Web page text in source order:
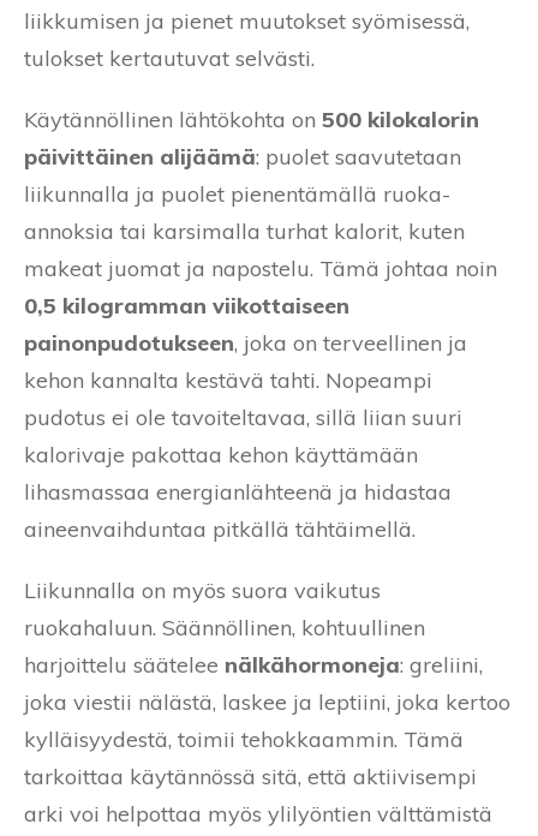
liikkumisen ja pienet muutokset syömisessä,
tulokset kertautuvat selvästi.
Käytännöllinen lähtökohta on 500 kilokalorin
päivittäinen alijäämä: puolet saavutetaan
liikunnalla ja puolet pienentämällä ruoka-
annoksia tai karsimalla turhat kalorit, kuten
makeat juomat ja napostelu. Tämä johtaa noin
0,5 kilogramman viikottaiseen
painonpudotukseen, joka on terveellinen ja
kehon kannalta kestävä tahti. Nopeampi
pudotus ei ole tavoiteltavaa, sillä liian suuri
kalorivaje pakottaa kehon käyttämään
lihasmassaa energianlähteenä ja hidastaa
aineenvaihduntaa pitkällä tähtäimellä.
Liikunnalla on myös suora vaikutus
ruokahaluun. Säännöllinen, kohtuullinen
harjoittelu säätelee nälkähormoneja: greliini,
joka viestii nälästä, laskee ja leptiini, joka kertoo
kylläisyydestä, toimii tehokkaammin. Tämä
tarkoittaa käytännössä sitä, että aktiivisempi
arki voi helpottaa myös ylilyöntien välttämistä